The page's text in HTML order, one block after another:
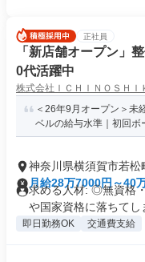
正社員
「新店舗オープン」
0代活躍中
株式会社ＩＣＨＩＮＯＳＨＩ
＜26年9月オープン＞未
ベルの給与水準｜初回ボ
神奈川県横須賀市若松
月給28万7000円～40
求める人材: ◎無資格
や国家資格に落ちてし
即日勤務OK 交通費支給